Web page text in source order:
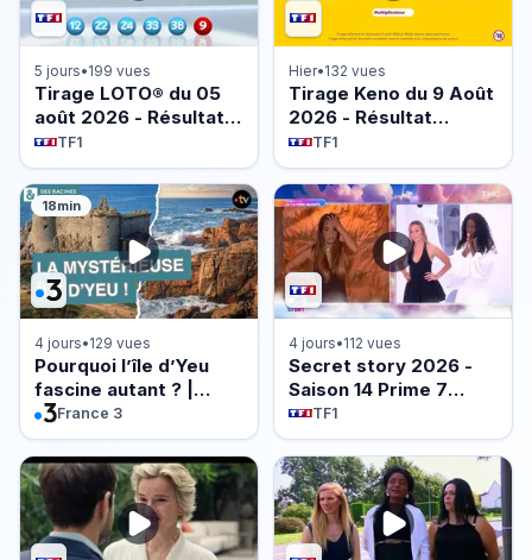
5 jours•199 vues
Tirage LOTO® du 05
août 2026 - Résultat
officiel - FDJ
TF1
Hier•132 vues
Tirage Keno du 9 Août
2026 - Résultat
officiel - FDJ
TF1
18min
4 jours•129 vues
Pourquoi l’île d’Yeu
fascine autant ? |
Documentaire |
France TV
France 3
4 jours•112 vues
Secret story 2026 -
Saison 14 Prime 7
(Partie 1) du 6 août
2026
TF1